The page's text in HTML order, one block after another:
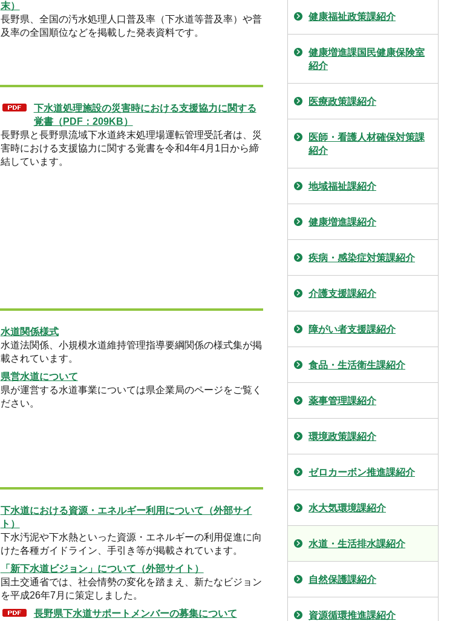
末）
長野県、全国の汚水処理人口普及率（下水道等普及率）や普
及率の全国順位などを掲載した発表資料です。
下水道処理施設の災害時における支援協力に関する
覚書（PDF：209KB）
長野県と長野県流域下水道終末処理場運転管理受託者は、災
害時における支援協力に関する覚書を令和4年4月1日から締
結しています。
水道関係様式
水道法関係、小規模水道維持管理指導要綱関係の様式集が掲
載されています。
県営水道について
県が運営する水道事業については県企業局のページをご覧く
ださい。
下水道における資源・エネルギー利用について（外部サイ
ト）
下水汚泥や下水熱といった資源・エネルギーの利用促進に向
けた各種ガイドライン、手引き等が掲載されています。
「新下水道ビジョン」について（外部サイト）
国土交通省では、社会情勢の変化を踏まえ、新たなビジョン
を平成26年7月に策定しました。
長野県下水道サポートメンバーの募集について
健康福祉政策課紹介
健康増進課国民健康保険室
紹介
医療政策課紹介
医師・看護人材確保対策課
紹介
地域福祉課紹介
健康増進課紹介
疾病・感染症対策課紹介
介護支援課紹介
障がい者支援課紹介
食品・生活衛生課紹介
薬事管理課紹介
環境政策課紹介
ゼロカーボン推進課紹介
水大気環境課紹介
水道・生活排水課紹介
自然保護課紹介
資源循環推進課紹介